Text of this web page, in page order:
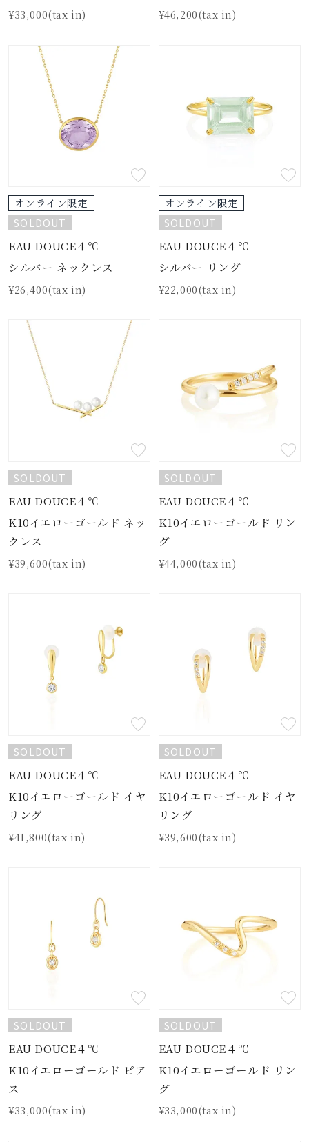
¥33,000(tax in) ¥46,200(tax in)
オンライン限定
SOLDOUT
EAU DOUCE４℃
シルバー ネックレス
¥26,400(tax in)
オンライン限定
SOLDOUT
EAU DOUCE４℃
シルバー リング
¥22,000(tax in)
SOLDOUT
EAU DOUCE４℃
K10イエローゴールド ネッ
クレス
¥39,600(tax in)
SOLDOUT
EAU DOUCE４℃
K10イエローゴールド リン
グ
¥44,000(tax in)
SOLDOUT
EAU DOUCE４℃
K10イエローゴールド イヤ
リング
¥41,800(tax in)
SOLDOUT
EAU DOUCE４℃
K10イエローゴールド イヤ
リング
¥39,600(tax in)
SOLDOUT
EAU DOUCE４℃
K10イエローゴールド ピア
ス
¥33,000(tax in)
SOLDOUT
EAU DOUCE４℃
K10イエローゴールド リン
グ
¥33,000(tax in)